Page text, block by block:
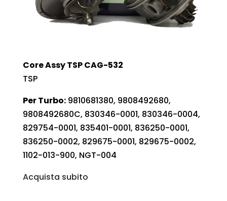
Core Assy TSP CAG-532
TSP
Per Turbo:9810681380, 9808492680,
9808492680C, 830346-0001, 830346-0004,
829754-0001, 835401-0001, 836250-0001,
836250-0002, 829675-0001, 829675-0002,
1102-013-900, NGT-004
Acquista subito